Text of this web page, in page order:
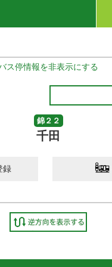
ス停情報を非表示にする
錦２２
千田
録